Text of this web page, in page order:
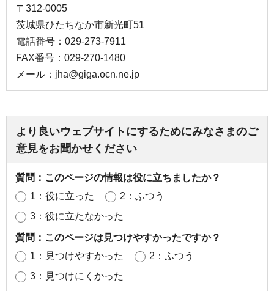
〒312-0005
茨城県ひたちなか市新光町51
電話番号：029-273-7911
FAX番号：029-270-1480
メール：jha@giga.ocn.ne.jp
より良いウェブサイトにするためにみなさまのご
意見をお聞かせください
質問：このページの情報は役に立ちましたか？
1：役に立った
2：ふつう
3：役に立たなかった
質問：このページは見つけやすかったですか？
1：見つけやすかった
2：ふつう
3：見つけにくかった